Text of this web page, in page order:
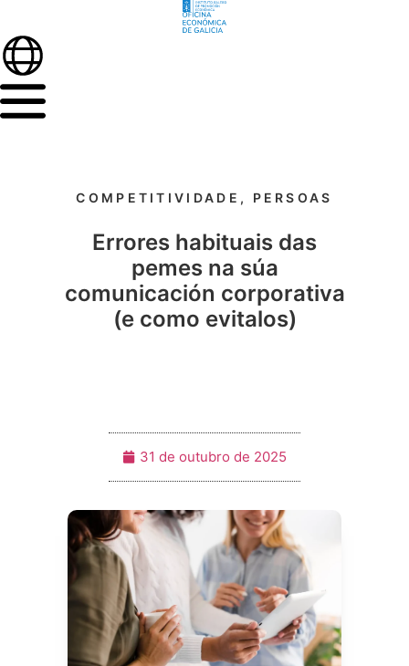
COMPETITIVIDADE , PERSOAS
Errores habituais das
pemes na súa
comunicación corporativa
(e como evitalos)
31 de outubro de 2025